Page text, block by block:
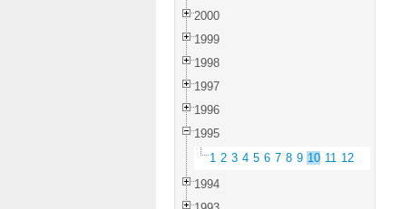
2000
1999
1998
1997
1996
1995
1 2 3 4 5 6 7 8 9 10 11 12
1994